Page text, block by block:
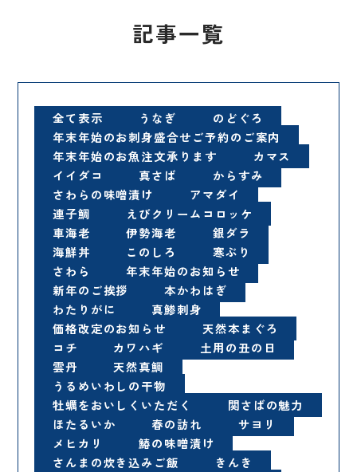
記事一覧
全て表示 うなぎ
のどぐろ
年末年始のお刺身盛合せご予約のご案内
年末年始のお魚注文承ります
カマス
イイダコ
真さば
からすみ
さわらの味噌漬け
アマダイ
連子鯛
えびクリームコロッケ
車海老
伊勢海老
銀ダラ
海鮮丼
このしろ
寒ぶり
さわら
年末年始のお知らせ
新年のご挨拶
本かわはぎ
わたりがに
真鯵刺身
価格改定のお知らせ
天然本まぐろ
コチ
カワハギ
土用の丑の日
雲丹
天然真鯛
うるめいわしの干物
牡蠣をおいしくいただく
関さばの魅力
ほたるいか
春の訪れ
サヨリ
メヒカリ
鰆の味噌漬け
さんまの炊き込みご飯
きんき